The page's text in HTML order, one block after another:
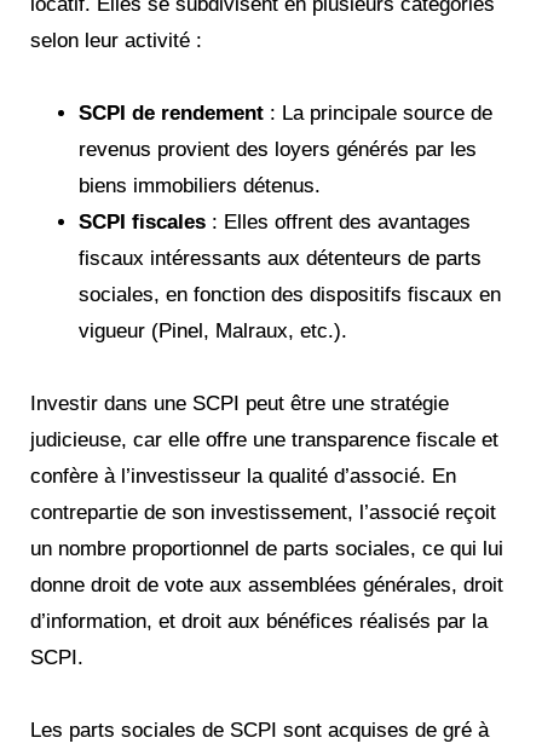
selon leur activité :
SCPI de rendement : La principale source de
revenus provient des loyers générés par les
biens immobiliers détenus.
SCPI fiscales : Elles offrent des avantages
fiscaux intéressants aux détenteurs de parts
sociales, en fonction des dispositifs fiscaux en
vigueur (Pinel, Malraux, etc.).
Investir dans une SCPI peut être une stratégie
judicieuse, car elle offre une transparence fiscale et
confère à l’investisseur la qualité d’associé. En
contrepartie de son investissement, l’associé reçoit
un nombre proportionnel de parts sociales, ce qui lui
donne droit de vote aux assemblées générales, droit
d’information, et droit aux bénéfices réalisés par la
SCPI.
Les parts sociales de SCPI sont acquises de gré à